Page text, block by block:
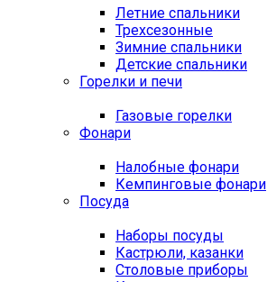
Летние спальники
Трехсезонные
Зимние спальники
Детские спальники
Горелки и печи
Газовые горелки
Фонари
Налобные фонари
Кемпинговые фонари
Посуда
Наборы посуды
Кастрюли, казанки
Столовые приборы